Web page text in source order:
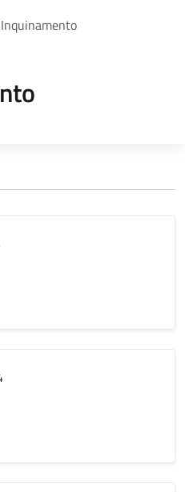
Inquinamento